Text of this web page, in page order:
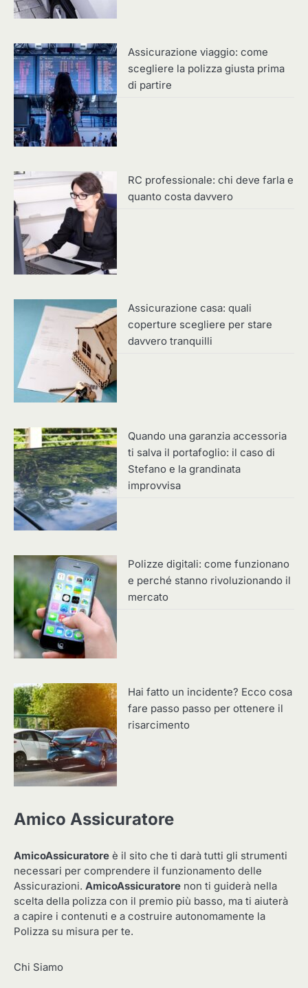
Assicurazione viaggio: come
scegliere la polizza giusta prima
di partire
RC professionale: chi deve farla e
quanto costa davvero
Assicurazione casa: quali
coperture scegliere per stare
davvero tranquilli
Quando una garanzia accessoria
ti salva il portafoglio: il caso di
Stefano e la grandinata
improvvisa
Polizze digitali: come funzionano
e perché stanno rivoluzionando il
mercato
Hai fatto un incidente? Ecco cosa
fare passo passo per ottenere il
risarcimento
Amico Assicuratore
AmicoAssicuratore è il sito che ti darà tutti gli strumenti
necessari per comprendere il funzionamento delle
Assicurazioni. AmicoAssicuratore non ti guiderà nella
scelta della polizza con il premio più basso, ma ti aiuterà
a capire i contenuti e a costruire autonomamente la
Polizza su misura per te.
Chi Siamo